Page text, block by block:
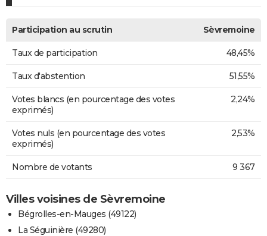
Participation au scrutin Sèvremoine
Taux de participation 48,45%
Taux d'abstention 51,55%
Votes blancs (en pourcentage des votes
exprimés)
2,24%
Votes nuls (en pourcentage des votes
exprimés)
2,53%
Nombre de votants 9 367
Villes voisines de Sèvremoine
Bégrolles-en-Mauges (49122)
La Séguinière (49280)